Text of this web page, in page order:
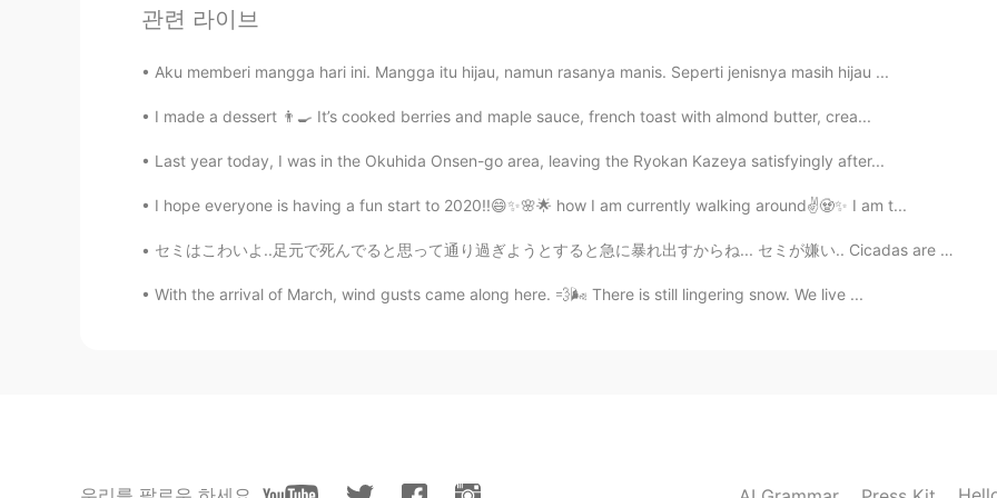
仕事が
さて、明日
迎えています。 ワーホリを楽しむ つもりです！
新しい人生のページをめくって、プロローグ を紡ぎ始めます 。
관련 라이브
Aku memberi mangga hari ini. Mangga itu hijau, namun rasanya manis. Seperti jenisnya masih hijau ...
I made a dessert 👨‍🍳 It’s cooked berries and maple sauce, french toast with almond butter, crea...
Last year today, I was in the Okuhida Onsen-go area, leaving the Ryokan Kazeya satisfyingly after...
I hope everyone is having a fun start to 2020!!😄✨🌸🌟 how I am currently walking around✌️🧟✨ I am t...
セミはこわいよ..足元で死んでると思って通り過ぎようとすると急に暴れ出すからね... セミが嫌い.. Cicadas are disturbing. They often seem dead ...
With the arrival of March, wind gusts came along here. 💨🌬 There is still lingering snow. We live ...